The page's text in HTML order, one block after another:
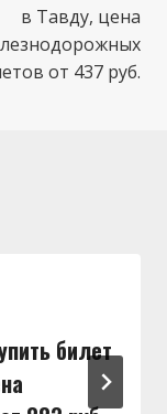
в Тавду, цена
от 437 руб.
билет